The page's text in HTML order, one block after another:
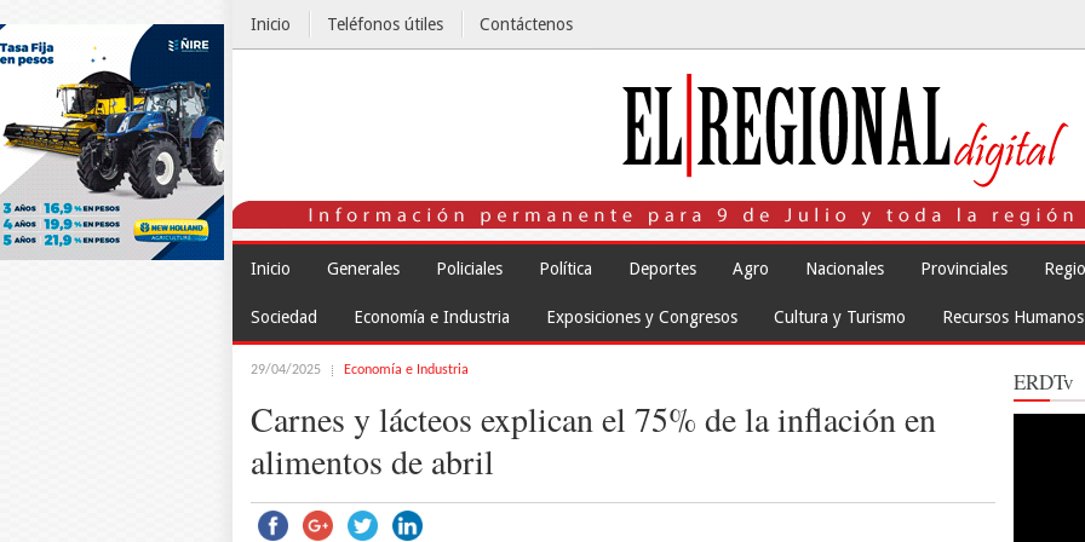
Inicio Teléfonos útiles Contáctenos
Inicio Generales Policiales Política Deportes Agro Nacionales Provinciales
Sociedad Economía e Industria Exposiciones y Congresos Cultura y Turismo Recursos Humanos
29/04/2025 Economía e Industria
Carnes y lácteos explican el 75% de la inflación en
alimentos de abril
ERDTv